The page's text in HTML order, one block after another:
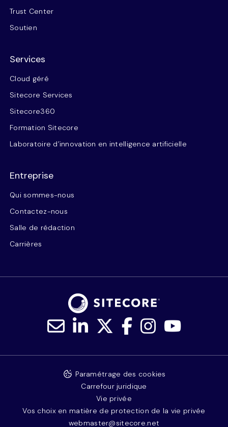
Trust Center
Soutien
Services
Cloud géré
Sitecore Services
Sitecore360
Formation Sitecore
Laboratoire d’innovation en intelligence artificielle
Entreprise
Qui sommes-nous
Contactez-nous
Salle de rédaction
Carrières
Paramétrage des cookies
Carrefour juridique
Vie privée
Vos choix en matière de protection de la vie privée
webmaster@sitecore.net